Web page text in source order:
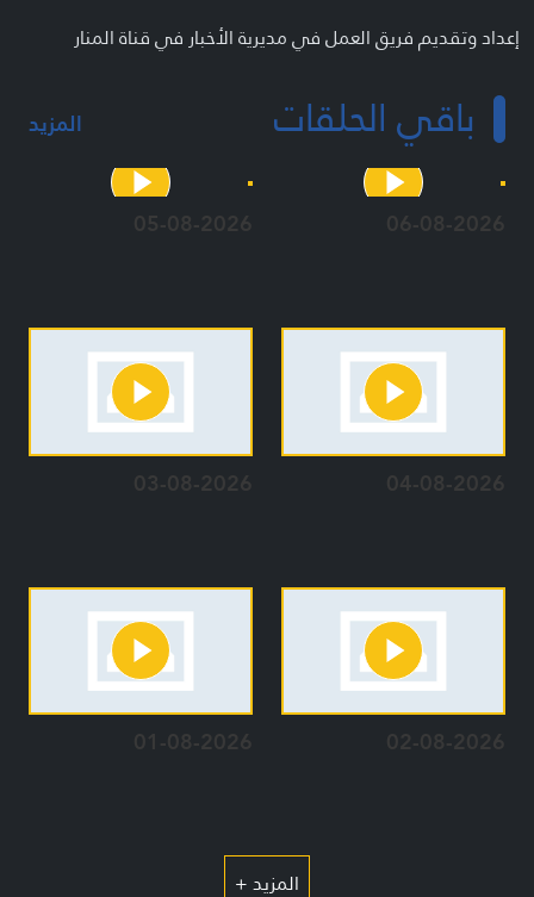
إعداد وتقديم فريق العمل في مديرية الأخبار في قناة المنار
باقي الحلقات المزيد
06-08-2026
05-08-2026
04-08-2026
03-08-2026
02-08-2026
01-08-2026
المزيد +